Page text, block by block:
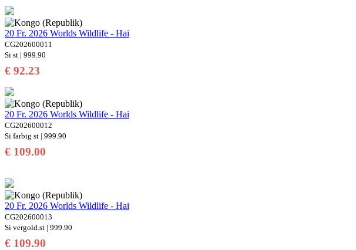
20 Fr. 2026 Worlds Wildlife - Hai
CG202600011
Si st | 999.90
€ 92.23
20 Fr. 2026 Worlds Wildlife - Hai
CG202600012
Si farbig st | 999.90
€ 109.00
20 Fr. 2026 Worlds Wildlife - Hai
CG202600013
Si vergold.st | 999.90
€ 109.90